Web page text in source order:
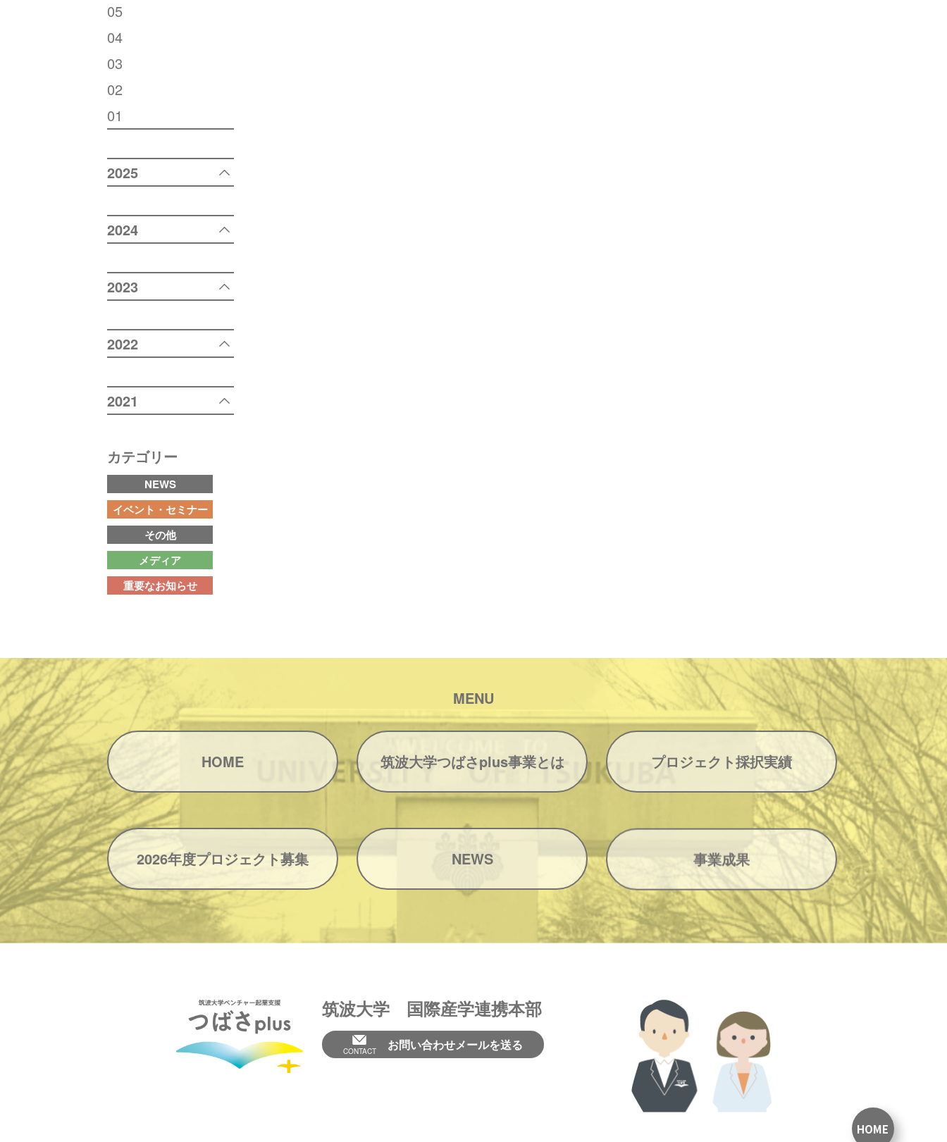
05
04
03
02
01
2025
2024
2023
2022
2021
カテゴリー
NEWS
イベント・セミナー
その他
メディア
重要なお知らせ
MENU
HOME 筑波大学つばさplus事業とは プロジェクト採択実績
2026年度プロジェクト募集 NEWS 事業成果
筑波大学 国際産学連携本部
CONTACT お問い合わせメールを送る
HOME